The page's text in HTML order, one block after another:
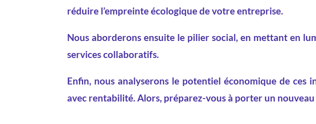
réduire l’empreinte écologique de votre entreprise.
Nous aborderons ensuite le pilier social, en mettant en
services collaboratifs.
Enfin, nous analyserons le potentiel économique de
avec rentabilité. Alors, préparez-vous à porter un